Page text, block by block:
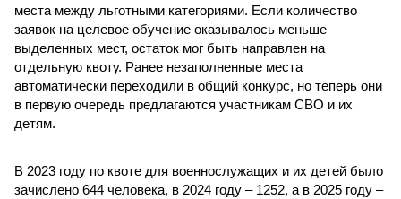
места между льготными категориями. Если количество
заявок на целевое обучение оказывалось меньше
выделенных мест, остаток мог быть направлен на
отдельную квоту. Ранее незаполненные места
автоматически переходили в общий конкурс, но теперь они
в первую очередь предлагаются участникам СВО и их
детям.
В 2023 году по квоте для военнослужащих и их детей было
зачислено 644 человека, в 2024 году – 1252, а в 2025 году –